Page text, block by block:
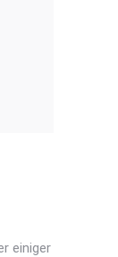
einiger